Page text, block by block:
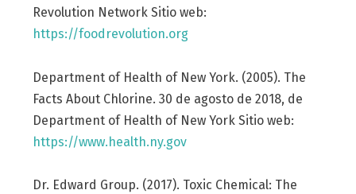
Revolution Network Sitio web:
https://foodrevolution.org
Department of Health of New York. (2005). The
Facts About Chlorine. 30 de agosto de 2018, de
Department of Health of New York Sitio web:
https://www.health.ny.gov
Dr. Edward Group. (2017). Toxic Chemical: The